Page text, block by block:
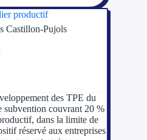
productif
Castillon-Pujols
des TPE du
couvrant 20 %
dans la limite de
réservé aux entreprises